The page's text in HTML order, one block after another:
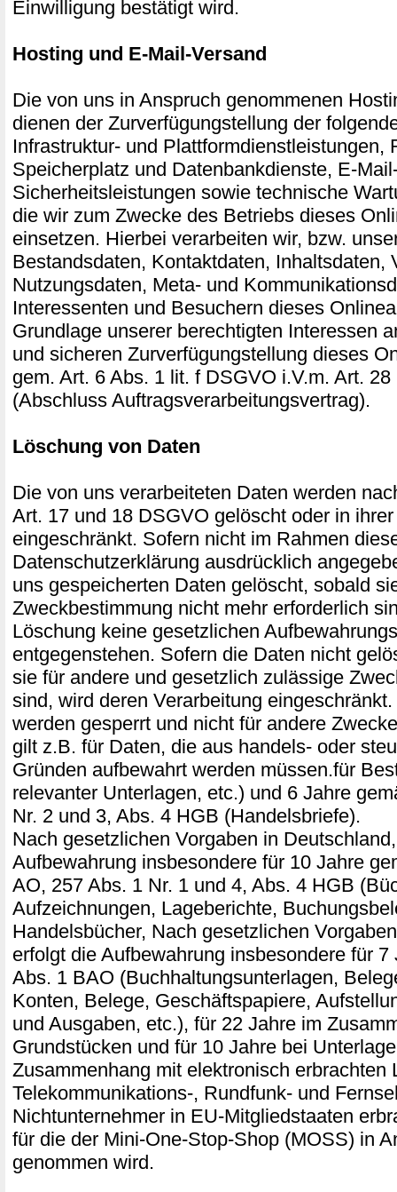
Einwilligung bestätigt wird.
Hosting und E-Mail-Versand
Die von uns in Anspruch genommenen
dienen der Zurverfügungstellung der
Infrastruktur- und Plattformdienstleistungen,
Speicherplatz und Datenbankdienste, E-
Sicherheitsleistungen sowie technische
die wir zum Zwecke des Betriebs dieses
einsetzen. Hierbei verarbeiten wir, bzw.
Bestandsdaten, Kontaktdaten, Inhaltsdaten,
Nutzungsdaten, Meta- und
Interessenten und Besuchern dieses
Grundlage unserer berechtigten Interessen
und sicheren Zurverfügungstellung dieses
gem. Art. 6 Abs. 1 lit. f DSGVO i.V.m. Art.
(Abschluss Auftragsverarbeitungsvertrag).
Löschung von Daten
Die von uns verarbeiteten Daten werden
Art. 17 und 18 DSGVO gelöscht oder in
eingeschränkt. Sofern nicht im Rahmen
Datenschutzerklärung ausdrücklich
uns gespeicherten Daten gelöscht, sobald
Zweckbestimmung nicht mehr erforderlich
Löschung keine gesetzlichen
entgegenstehen. Sofern die Daten nicht
sie für andere und gesetzlich zulässige
sind, wird deren Verarbeitung
werden gesperrt und nicht für andere
gilt z.B. für Daten, die aus handels- oder
Gründen aufbewahrt werden müssen.für
relevanter Unterlagen, etc.) und 6 Jahre
Nr. 2 und 3, Abs. 4 HGB (Handelsbriefe).
Nach gesetzlichen Vorgaben in
Aufbewahrung insbesondere für 10 Jahre
AO, 257 Abs. 1 Nr. 1 und 4, Abs. 4 HGB
Aufzeichnungen, Lageberichte,
Handelsbücher, Nach gesetzlichen
erfolgt die Aufbewahrung insbesondere für 7
Abs. 1 BAO (Buchhaltungsunterlagen,
Konten, Belege, Geschäftspapiere,
und Ausgaben, etc.), für 22 Jahre im
Grundstücken und für 10 Jahre bei
Zusammenhang mit elektronisch erbrachten
Telekommunikations-, Rundfunk- und
Nichtunternehmer in EU-Mitgliedstaaten
für die der Mini-One-Stop-Shop (MOSS) in
genommen wird.